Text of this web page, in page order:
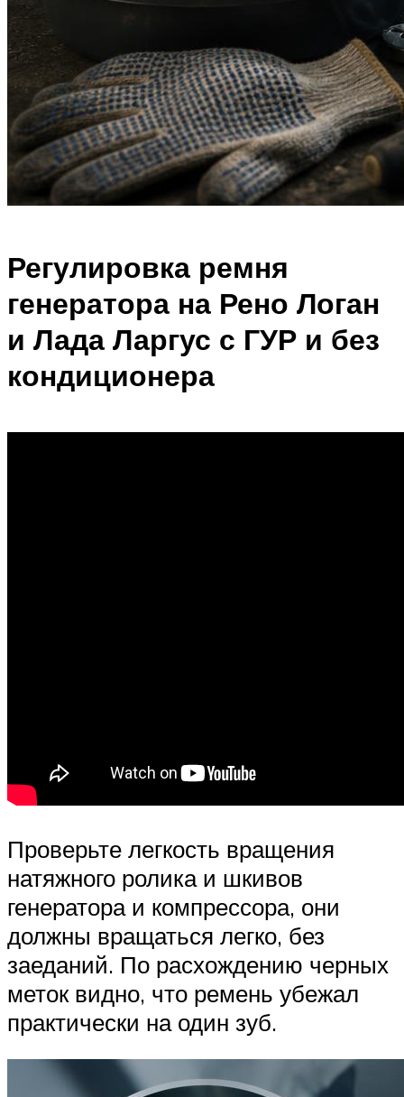
Регулировка ремня
генератора на Рено Логан
и Лада Ларгус с ГУР и без
кондиционера
Проверьте легкость вращения
натяжного ролика и шкивов
генератора и компрессора, они
должны вращаться легко, без
заеданий. По расхождению черных
меток видно, что ремень убежал
практически на один зуб.